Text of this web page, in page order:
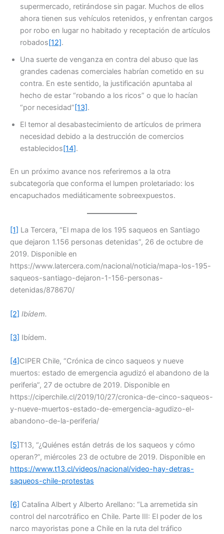
supermercado, retirándose sin pagar. Muchos de ellos
ahora tienen sus vehículos retenidos, y enfrentan cargos
por robo en lugar no habitado y receptación de artículos
robados[12].
Una suerte de venganza en contra del abuso que las
grandes cadenas comerciales habrían cometido en su
contra. En este sentido, la justificación apuntaba al
hecho de estar “robando a los ricos” o que lo hacían
“por necesidad” [13].
El temor al desabastecimiento de artículos de primera
necesidad debido a la destrucción de comercios
establecidos[14].
En un próximo avance nos referiremos a la otra
subcategoría que conforma el lumpen proletariado: los
encapuchados mediáticamente sobreexpuestos.
[1] La Tercera, “El mapa de los 195 saqueos en Santiago
que dejaron 1.156 personas detenidas”, 26 de octubre de
2019. Disponible en
https://www.latercera.com/nacional/noticia/mapa-los-195-
saqueos-santiago-dejaron-1-156-personas-
detenidas/878670/
[2] Ibídem.
[3] Ibídem.
[4] CIPER Chile, “Crónica de cinco saqueos y nueve
muertos: estado de emergencia agudizó el abandono de la
periferia”, 27 de octubre de 2019. Disponible en
https://ciperchile.cl/2019/10/27/cronica-de-cinco-saqueos-
y-nueve-muertos-estado-de-emergencia-agudizo-el-
abandono-de-la-periferia/
[5]T13, “¿Quiénes están detrás de los saqueos y cómo
operan?”, miércoles 23 de octubre de 2019. Disponible en
https://www.t13.cl/videos/nacional/video-hay-detras-
saqueos-chile-protestas
[6] Catalina Albert y Alberto Arellano: “La arremetida sin
control del narcotráfico en Chile. Parte III: El poder de los
narco mayoristas pone a Chile en la ruta del tráfico